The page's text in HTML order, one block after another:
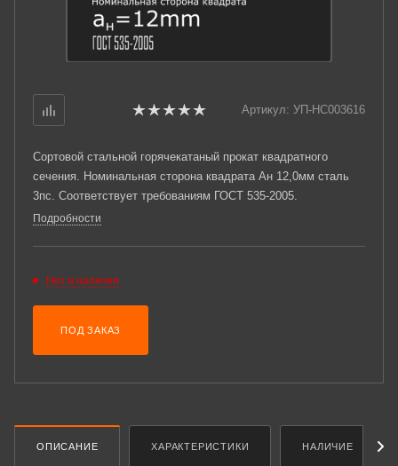
Артикул: УП-НС003616
Сортовой стальной горячекатаный прокат квадратного
сечения. Номинальная сторона квадрата Ан 12,0мм сталь
3пс. Соответствует требованиям ГОСТ 535-2005.
Подробности
Нет в наличии
ПОД ЗАКАЗ
ОПИСАНИЕ ХАРАКТЕРИСТИКИ НАЛИЧИЕ